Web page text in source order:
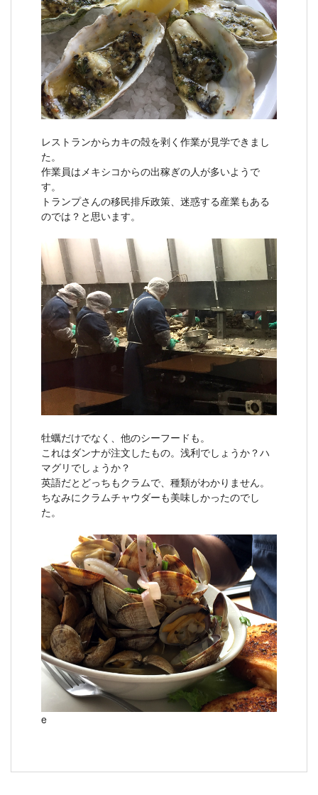
レストランからカキの殻を剥く作業が見学できまし
た。
作業員はメキシコからの出稼ぎの人が多いようで
す。
トランプさんの移民排斥政策、迷惑する産業もある
のでは？と思います。
牡蠣だけでなく、他のシーフードも。
これはダンナが注文したもの。浅利でしょうか？ハ
マグリでしょうか？
英語だとどっちもクラムで、種類がわかりません。
ちなみにクラムチャウダーも美味しかったのでし
た。
e